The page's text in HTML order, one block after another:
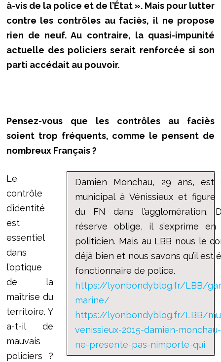
à-vis de la police et de l’État ». Mais pour lutter
contre les contrôles au faciès, il ne propose
rien de neuf. Au contraire, la quasi-impunité
actuelle des policiers serait renforcée si son
parti accédait au pouvoir.
Pensez-vous que les contrôles au faciès
soient trop fréquents, comme le pensent de
nombreux Français ?
Damien Monchau, 29 ans, est
municipal à Vénissieux et figure
du FN dans l’agglomération.
réserve oblige, il s’exprime
politicien. Mais au LBB nous le
déjà bien et nous savons qu’il est
fonctionnaire de police.
https://lyonbondyblog.fr/LBB/
marine/
https://lyonbondyblog.fr/LBB/
venissieux-2015-damien-
ne-presente-pas-nimporte-qui
Le
contrôle
d’identité
est
essentiel
dans
l’optique
de la
maîtrise du
territoire. Y
a-t-il de
mauvais
policiers ?